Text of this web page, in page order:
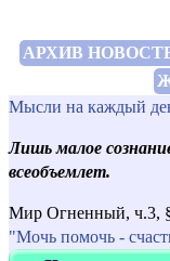
АРХИВ
Мысли на каждый
Лишь малое
всеобъемлет.
Мир Огненный, ч.3,
"Мочь помочь -